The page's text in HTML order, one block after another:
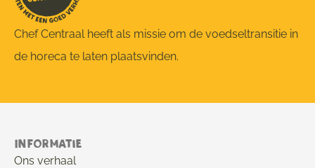
Chef Centraal heeft als missie om de voedseltransitie in
de horeca te laten plaatsvinden.
Informatie
Ons verhaal